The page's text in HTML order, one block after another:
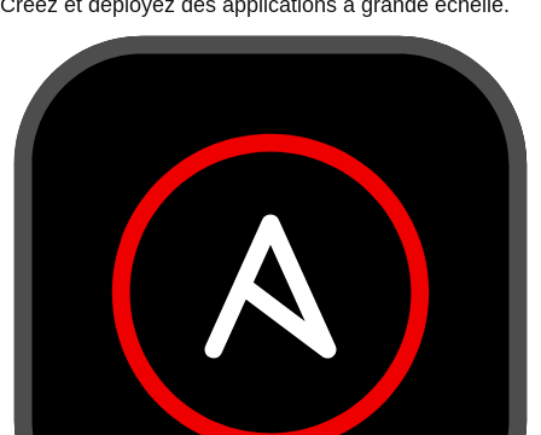
Créez et déployez des applications à grande échelle.